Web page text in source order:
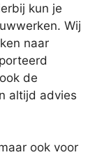
kun je
Wij
naar
de
altijd advies
ook voor